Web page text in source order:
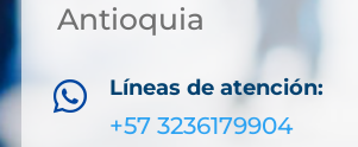
Antioquia
 Líneas de atención:
+57 3236179904